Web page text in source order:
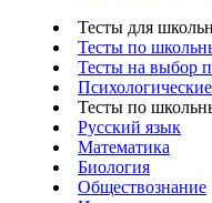
Тесты для
Тесты по
Тесты на выбор
Тесты по
Русский язык
Математика
Биология
Обществознание